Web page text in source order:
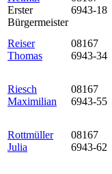
Erster
Bürgermeister
6943-18
Reiser
Thomas
08167
6943-34
Riesch
Maximilian
08167
6943-55
Rottmüller
Julia
08167
6943-62